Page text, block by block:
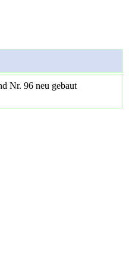
Nr. 96 neu gebaut